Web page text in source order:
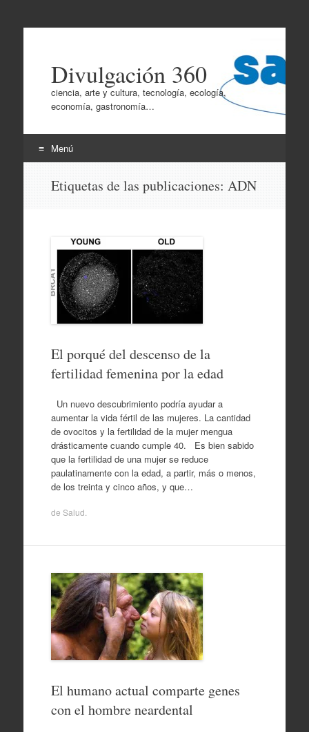
Divulgación 360
ciencia, arte y cultura, tecnología, ecología,
economía, gastronomía…
Menú
Etiquetas de las publicaciones: ADN
El porqué del descenso de la
fertilidad femenina por la edad
Un nuevo descubrimiento podría ayudar a
aumentar la vida fértil de las mujeres. La cantidad
de ovocitos y la fertilidad de la mujer mengua
drásticamente cuando cumple 40. Es bien sabido
que la fertilidad de una mujer se reduce
paulatinamente con la edad, a partir, más o menos,
de los treinta y cinco años, y que…
de Salud
El humano actual comparte genes
con el hombre neardental